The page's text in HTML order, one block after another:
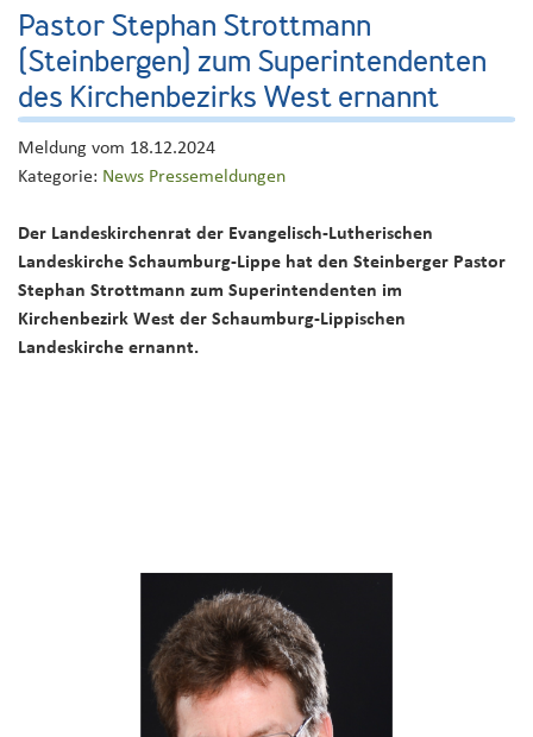
Pastor Stephan Strottmann
(Steinbergen) zum Superintendenten
des Kirchenbezirks West ernannt
Meldung vom 18.12.2024
Kategorie: News Pressemeldungen
Der Landeskirchenrat der Evangelisch-Lutherischen
Landeskirche Schaumburg-Lippe hat den Steinberger Pastor
Stephan Strottmann zum Superintendenten im
Kirchenbezirk West der Schaumburg-Lippischen
Landeskirche ernannt.